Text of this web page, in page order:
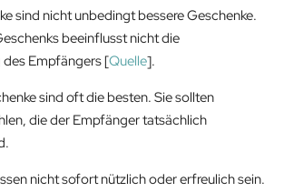
sind nicht unbedingt bessere Geschenke.
beeinflusst nicht die
Empfängers [Quelle].
sind oft die besten. Sie sollten
die der Empfänger tatsächlich
nicht sofort nützlich oder erfreulich sein.